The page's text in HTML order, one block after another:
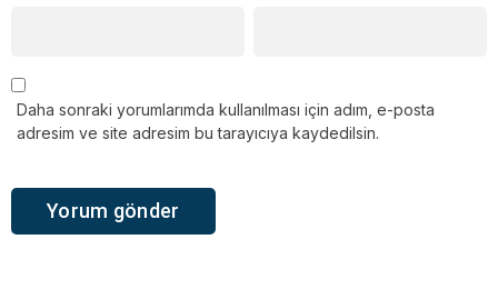
Daha sonraki yorumlarımda kullanılması için adım, e-posta
adresim ve site adresim bu tarayıcıya kaydedilsin.